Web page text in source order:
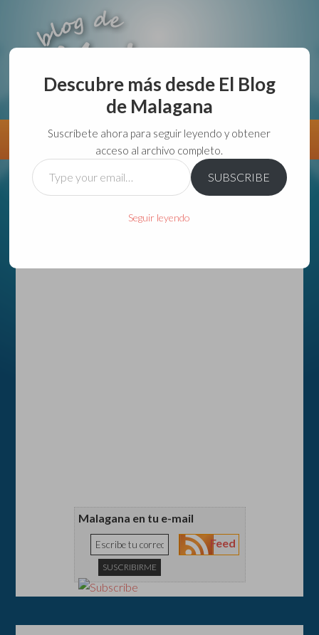
aunque lo haga de malas lo hago....
Información Directorio VivirGuadalajara
Malagana en tu e-mail
Feed
Descubre más desde El Blog
de Malagana
Suscríbete ahora para seguir leyendo y obtener
acceso al archivo completo.
Type
your
SUBSCRIBE
Seguir leyendo